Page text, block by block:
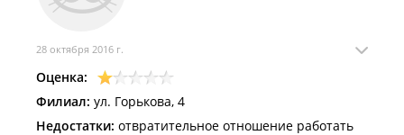
28 октября 2016 г.
Оценка:
Филиал: ул. Горькова, 4
Недостатки: отвратительное отношение работать